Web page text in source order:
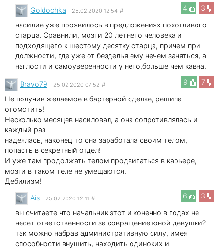
4
3
Goldochka 25.02.2020 12:54 #
насилие уже проявилось в предложениях похотливого
старца. Сравнили, мозги 20 летнего человека и
подходящего к шестому десятку старца, причем при
должности, где уже от безделья ему нечем заняться, а
наглости и самоуверенности у него,больше чем кавна.
9
7
Bravo79 25.02.2020 07:52 #
Не получив желаемое в бартерной сделке, решила
отомстить!
Несколько месяцев насиловал, а она сопротивлялась и
каждый раз
надеялась, наконец то она заработала своим телом,
попасть в секретный отдел!
И уже там продолжать телом продвигаться в карьере,
мозги в таком теле не умещаются.
Дебилизм!
6
3
Ais 25.02.2020 12:11 #
вы считаете что начальник этот и конечно в годах не
несет ответственности за совращение юной девушки?
так можно набрав административную силу, имея
способности внушить, находить одиноких и